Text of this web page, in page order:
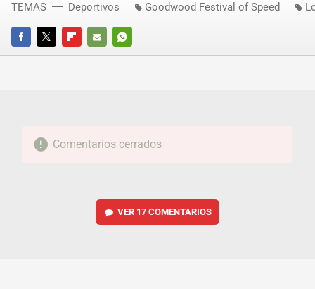
FACEBOOKTWITTERFLIPBOARD
E-
WHATSAPP
TEMAS Deportivos Goodwood Festival of Speed
Comentarios cerrados
VER 17 COMENTARIOS